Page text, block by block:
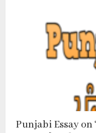
Punjabi Essay on